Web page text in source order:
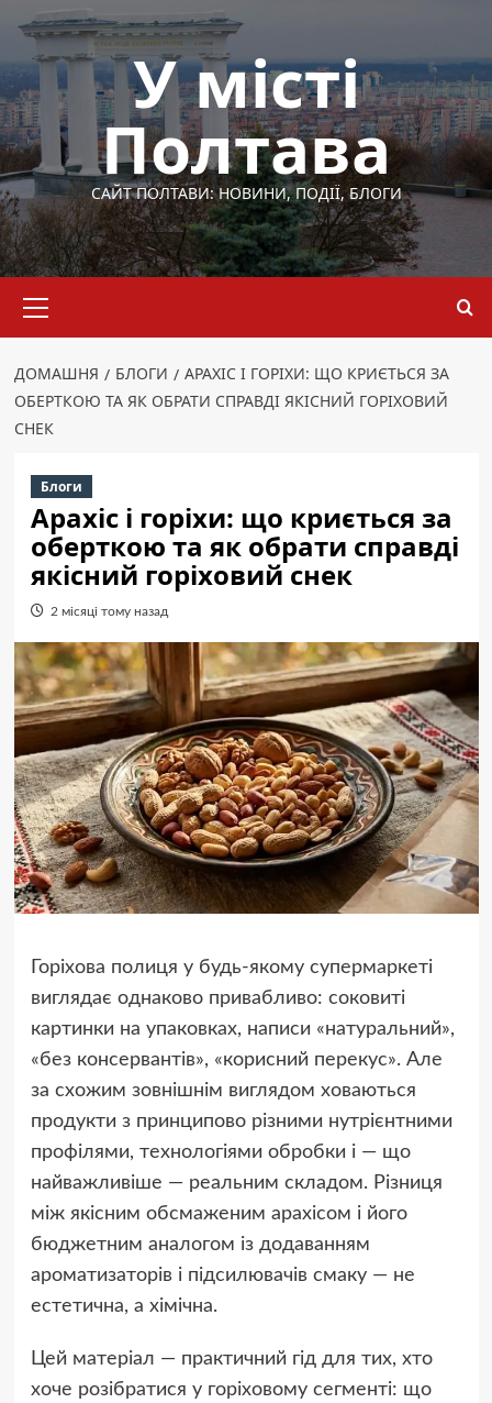
Перейти
вмісту
У місті
Полтава
САЙТ ПОЛТАВИ: НОВИНИ, ПОДІЇ, БЛОГИ
меню
ДОМАШНЯ БЛОГИ
АРАХІС І ГОРІХИ: ЩО КРИЄТЬСЯ ЗА
ОБЕРТКОЮ ТА ЯК ОБРАТИ СПРАВДІ ЯКІСНИЙ ГОРІХОВИЙ
СНЕК
Блоги
Арахіс і горіхи: що криється за
оберткою та як обрати справді
якісний горіховий снек
2 місяці тому назад
Горіхова полиця у будь-якому супермаркеті
виглядає однаково привабливо: соковиті
картинки на упаковках, написи «натуральний»,
«без консервантів», «корисний перекус». Але
за схожим зовнішнім виглядом ховаються
продукти з принципово різними нутрієнтними
профілями, технологіями обробки і — що
найважливіше — реальним складом. Різниця
між якісним обсмаженим арахісом і його
бюджетним аналогом із додаванням
ароматизаторів і підсилювачів смаку — не
естетична, а хімічна.
Цей матеріал — практичний гід для тих, хто
хоче розібратися у горіховому сегменті: що